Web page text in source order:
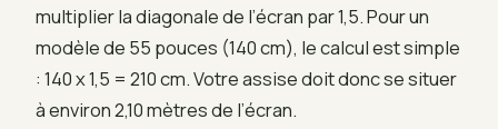
multiplier la diagonale de l’écran par 1,5. Pour un
modèle de 55 pouces (140 cm), le calcul est simple
: 140 x 1,5 = 210 cm. Votre assise doit donc se situer
à environ 2,10 mètres de l’écran.